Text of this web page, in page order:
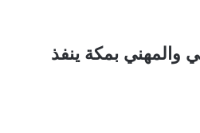
والمهني بمكة ينفذ